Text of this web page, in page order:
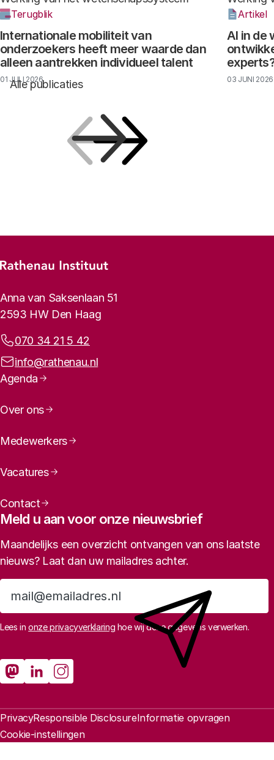
Alle publicaties
Internationale mobiliteit van
onderzoekers heeft meer waarde dan
alleen aantrekken individueel talent
Terugblik
01 JULI 2026
AI in de
Artikel
03 JUNI 2026
Footer-menu
Rathenau logo, naar de homepage
Contactinformatie
Anna van Saksenlaan 51
2593 HW Den Haag
Telefoonnummer:
070 34 21 5 42
E-mailadres:
info@rathenau.nl
Paginanavigatie
Agenda
Over ons
Medewerkers
Vacatures
Contact
Meld u aan voor onze nieuwsbrief
Maandelijks een overzicht ontvangen van ons laatste
nieuws? Laat dan uw mailadres achter.
Aanmelden
Lees inonze privacyverklaring hoe wij deze gegevens verwerken.
Sociale media
Rathenau Mastodon
Rathenau LinkedIn
Rathenau Instagram
Juridische informatie
PrivacyResponsible DisclosureInformatie opvragen
Cookie-instellingen